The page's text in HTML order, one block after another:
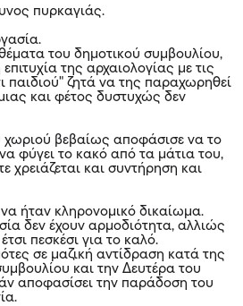
πυρκαγιάς.
του δημοτικού συμβουλίου,
της αρχαιολογίας με τις
παιδιού" ζητά να της παραχωρηθεί
και φέτος δυστυχώς δεν
χωριού βεβαίως αποφάσισε να το
φύγει το κακό από τα μάτια του,
χρειάζεται και συντήρηση και
ήταν κληρονομικό δικαίωμα.
δεν έχουν αρμοδιότητα, αλλιώς
πεσκέσι για το καλό.
σε μαζική αντίδραση κατά της
και την Δευτέρα του
αποφασίσει την παράδοση του